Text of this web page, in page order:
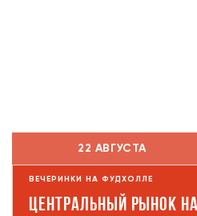
22 АВГУСТА
ВЕЧЕРИНКИ НА ФУДХОЛЛЕ
Центральный рынок